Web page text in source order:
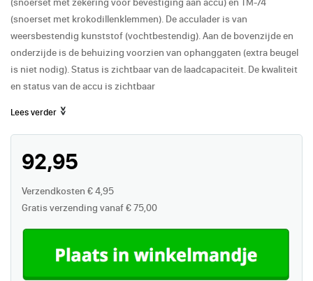
(snoerset met krokodillenklemmen). De acculader is van
weersbestendig kunststof (vochtbestendig). Aan de bovenzijde en
onderzijde is de behuizing voorzien van ophanggaten (extra beugel
is niet nodig). Status is zichtbaar van de laadcapaciteit. De kwaliteit
en status van de accu is zichtbaar
Lees verder
92,95
Verzendkosten € 4,95
Gratis verzending vanaf € 75,00